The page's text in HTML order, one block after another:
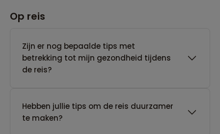
Op reis
Zijn er nog bepaalde tips met
betrekking tot mijn gezondheid tijdens
de reis?
Hebben jullie tips om de reis duurzamer
te maken?